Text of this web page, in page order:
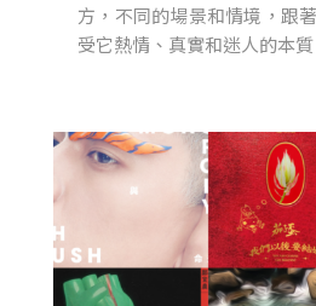
方，不同的場景和情境，跟
受它熱情、真實和迷人的本